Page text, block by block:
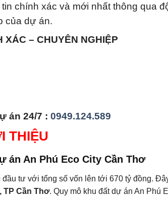
chính xác và mới nhất thông qua
của dự án.
XÁC – CHUYÊN NGHIỆP
án 24/7 :0949.124.589
THIỆU
An Phú Eco City Cần Thơ
tư với tổng số vốn lên tới 670 tỷ đồng.
TP Cần Thơ. Quy mô khu đất dự án An Phú